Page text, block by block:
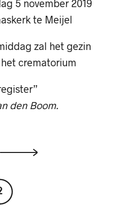
5 november 2019
te Meijel
zal het gezin
crematorium
den Boom.